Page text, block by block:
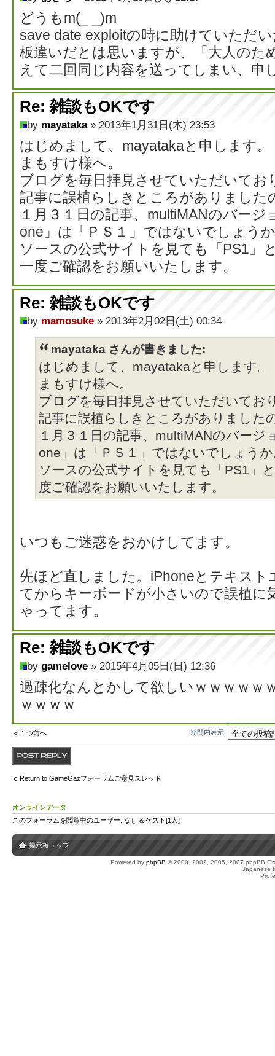
どうもm(_ _)m
save date exploitの時に助けていただ
板違いだとは思いますが、「大人のた
えて二回同じ内容を送ってしまい、申
Re: 雑談もOKです
by mayataka» 2013年1月31日(木) 23:53
はじめまして、mayatakaと申します。
まもすけ様へ。
ブログを毎日拝見させていただいてお
記事に誤植らしきところがありました
１月３１日の記事、multiMANのバージ
one」は「ＰＳ１」ではないでしょう
ソースの公式サイトを見ても「PS1」
一度ご確認をお願いいたします。
Re: 雑談もOKです
by mamosuke » 2013年2月02日(土) 00:34
mayataka さんが書きました:
はじめまして、mayatakaと申します。
まもすけ様へ。
ブログを毎日拝見させていただいてお
記事に誤植らしきところがありました
１月３１日の記事、multiMANのバージ
one」は「ＰＳ１」ではないでしょう
ソースの公式サイトを見ても「PS1」
度ご確認をお願いいたします。
いつもご迷惑をおかけしてます。
先ほど直しました。iPhoneとテキス
てからキーボードが小さいので誤植に
ゃってます。
Re: 雑談もOKです
by gamelove » 2015年4月05日(日) 12:36
過疎化なんとかして欲しいｗｗｗｗｗ
ｗｗｗｗ
１つ前へ 期間内表示:
Return to GameGazフォーラムご意見スレッド
オンラインデータ
このフォーラムを閲覧中のユーザー: なし & ゲスト[1人]
掲示板トップ
Powered by phpBB © 2000, 2002, 2005, 2007 phpBB
Japanese